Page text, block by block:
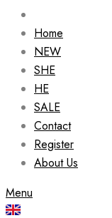
Home
NEW
SHE
HE
SALE
Contact
Register
About Us
Menu